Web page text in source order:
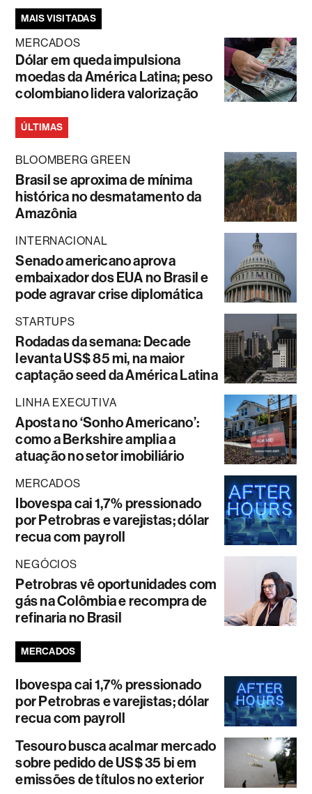
MAIS VISITADAS
MERCADOS
Dólar em queda impulsiona
moedas da América Latina; peso
colombiano lidera valorização
ÚLTIMAS
BLOOMBERG GREEN
Brasil se aproxima de mínima
histórica no desmatamento da
Amazônia
INTERNACIONAL
Senado americano aprova
embaixador dos EUA no Brasil e
pode agravar crise diplomática
STARTUPS
Rodadas da semana: Decade
levanta US$ 85 mi, na maior
captação seed da América Latina
LINHA EXECUTIVA
Aposta no ‘Sonho Americano’:
como a Berkshire amplia a
atuação no setor imobiliário
MERCADOS
Ibovespa cai 1,7% pressionado
por Petrobras e varejistas; dólar
recua com payroll
NEGÓCIOS
Petrobras vê oportunidades com
gás na Colômbia e recompra de
refinaria no Brasil
MERCADOS
Ibovespa cai 1,7% pressionado
por Petrobras e varejistas; dólar
recua com payroll
Tesouro busca acalmar mercado
sobre pedido de US$ 35 bi em
emissões de títulos no exterior